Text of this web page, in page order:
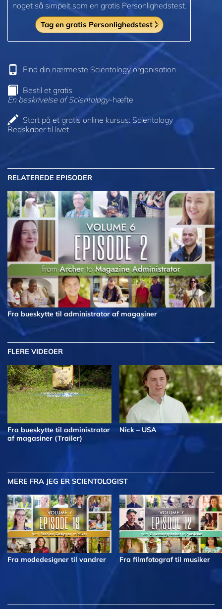
noget så simpelt som en gratis Personlighedstest.
Tag en gratis Personlighedstest
Find din nærmeste Scientology organisation
Bestil et gratis
En beskrivelse af Scientology-hæfte
Start på et gratis online kursus: Scientology
Redskaber til livet
RELATEREDE EPISODER
Fra bueskytte til administrator af magasiner
FLERE VIDEOER
Fra bueskytte til administrator
af magasiner (Trailer)
Nick – USA
MERE FRA JEG ER SCIENTOLOGIST
Fra modedesigner til vandrer Fra filmfotograf til musiker